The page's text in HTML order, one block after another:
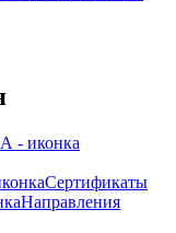
Сертификаты
Направления